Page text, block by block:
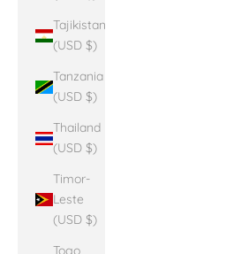
Tajikistan
(USD $)
Tanzania
(USD $)
Thailand
(USD $)
Timor-
Leste
(USD $)
Togo